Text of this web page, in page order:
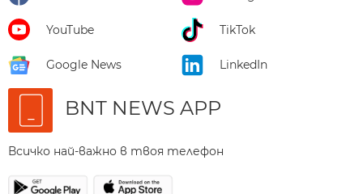
YouTube TikTok
Google News LinkedIn
BNT NEWS APP
Всичко най-важно в твоя телефон